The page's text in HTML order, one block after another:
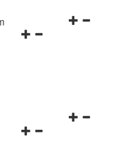
Navigationsmenü
Navigationsmenü